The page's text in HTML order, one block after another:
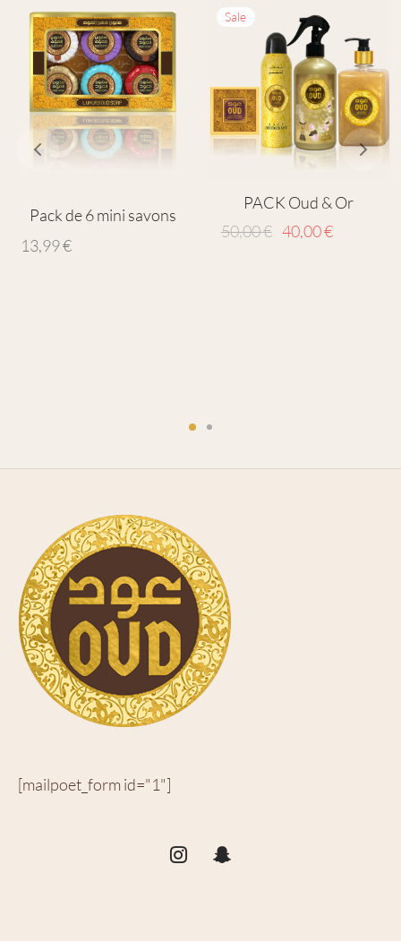
Pack de 6 mini savons
13,99€
Sale
PACK Oud & Or
50,00€ Le prix
40,00€
[mailpoet_form id="1"]